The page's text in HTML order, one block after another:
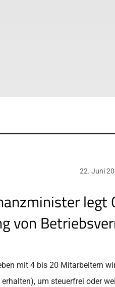
von
22. Juni
mit 4 bis 20 Mitarbeitern
um steuerfrei oder